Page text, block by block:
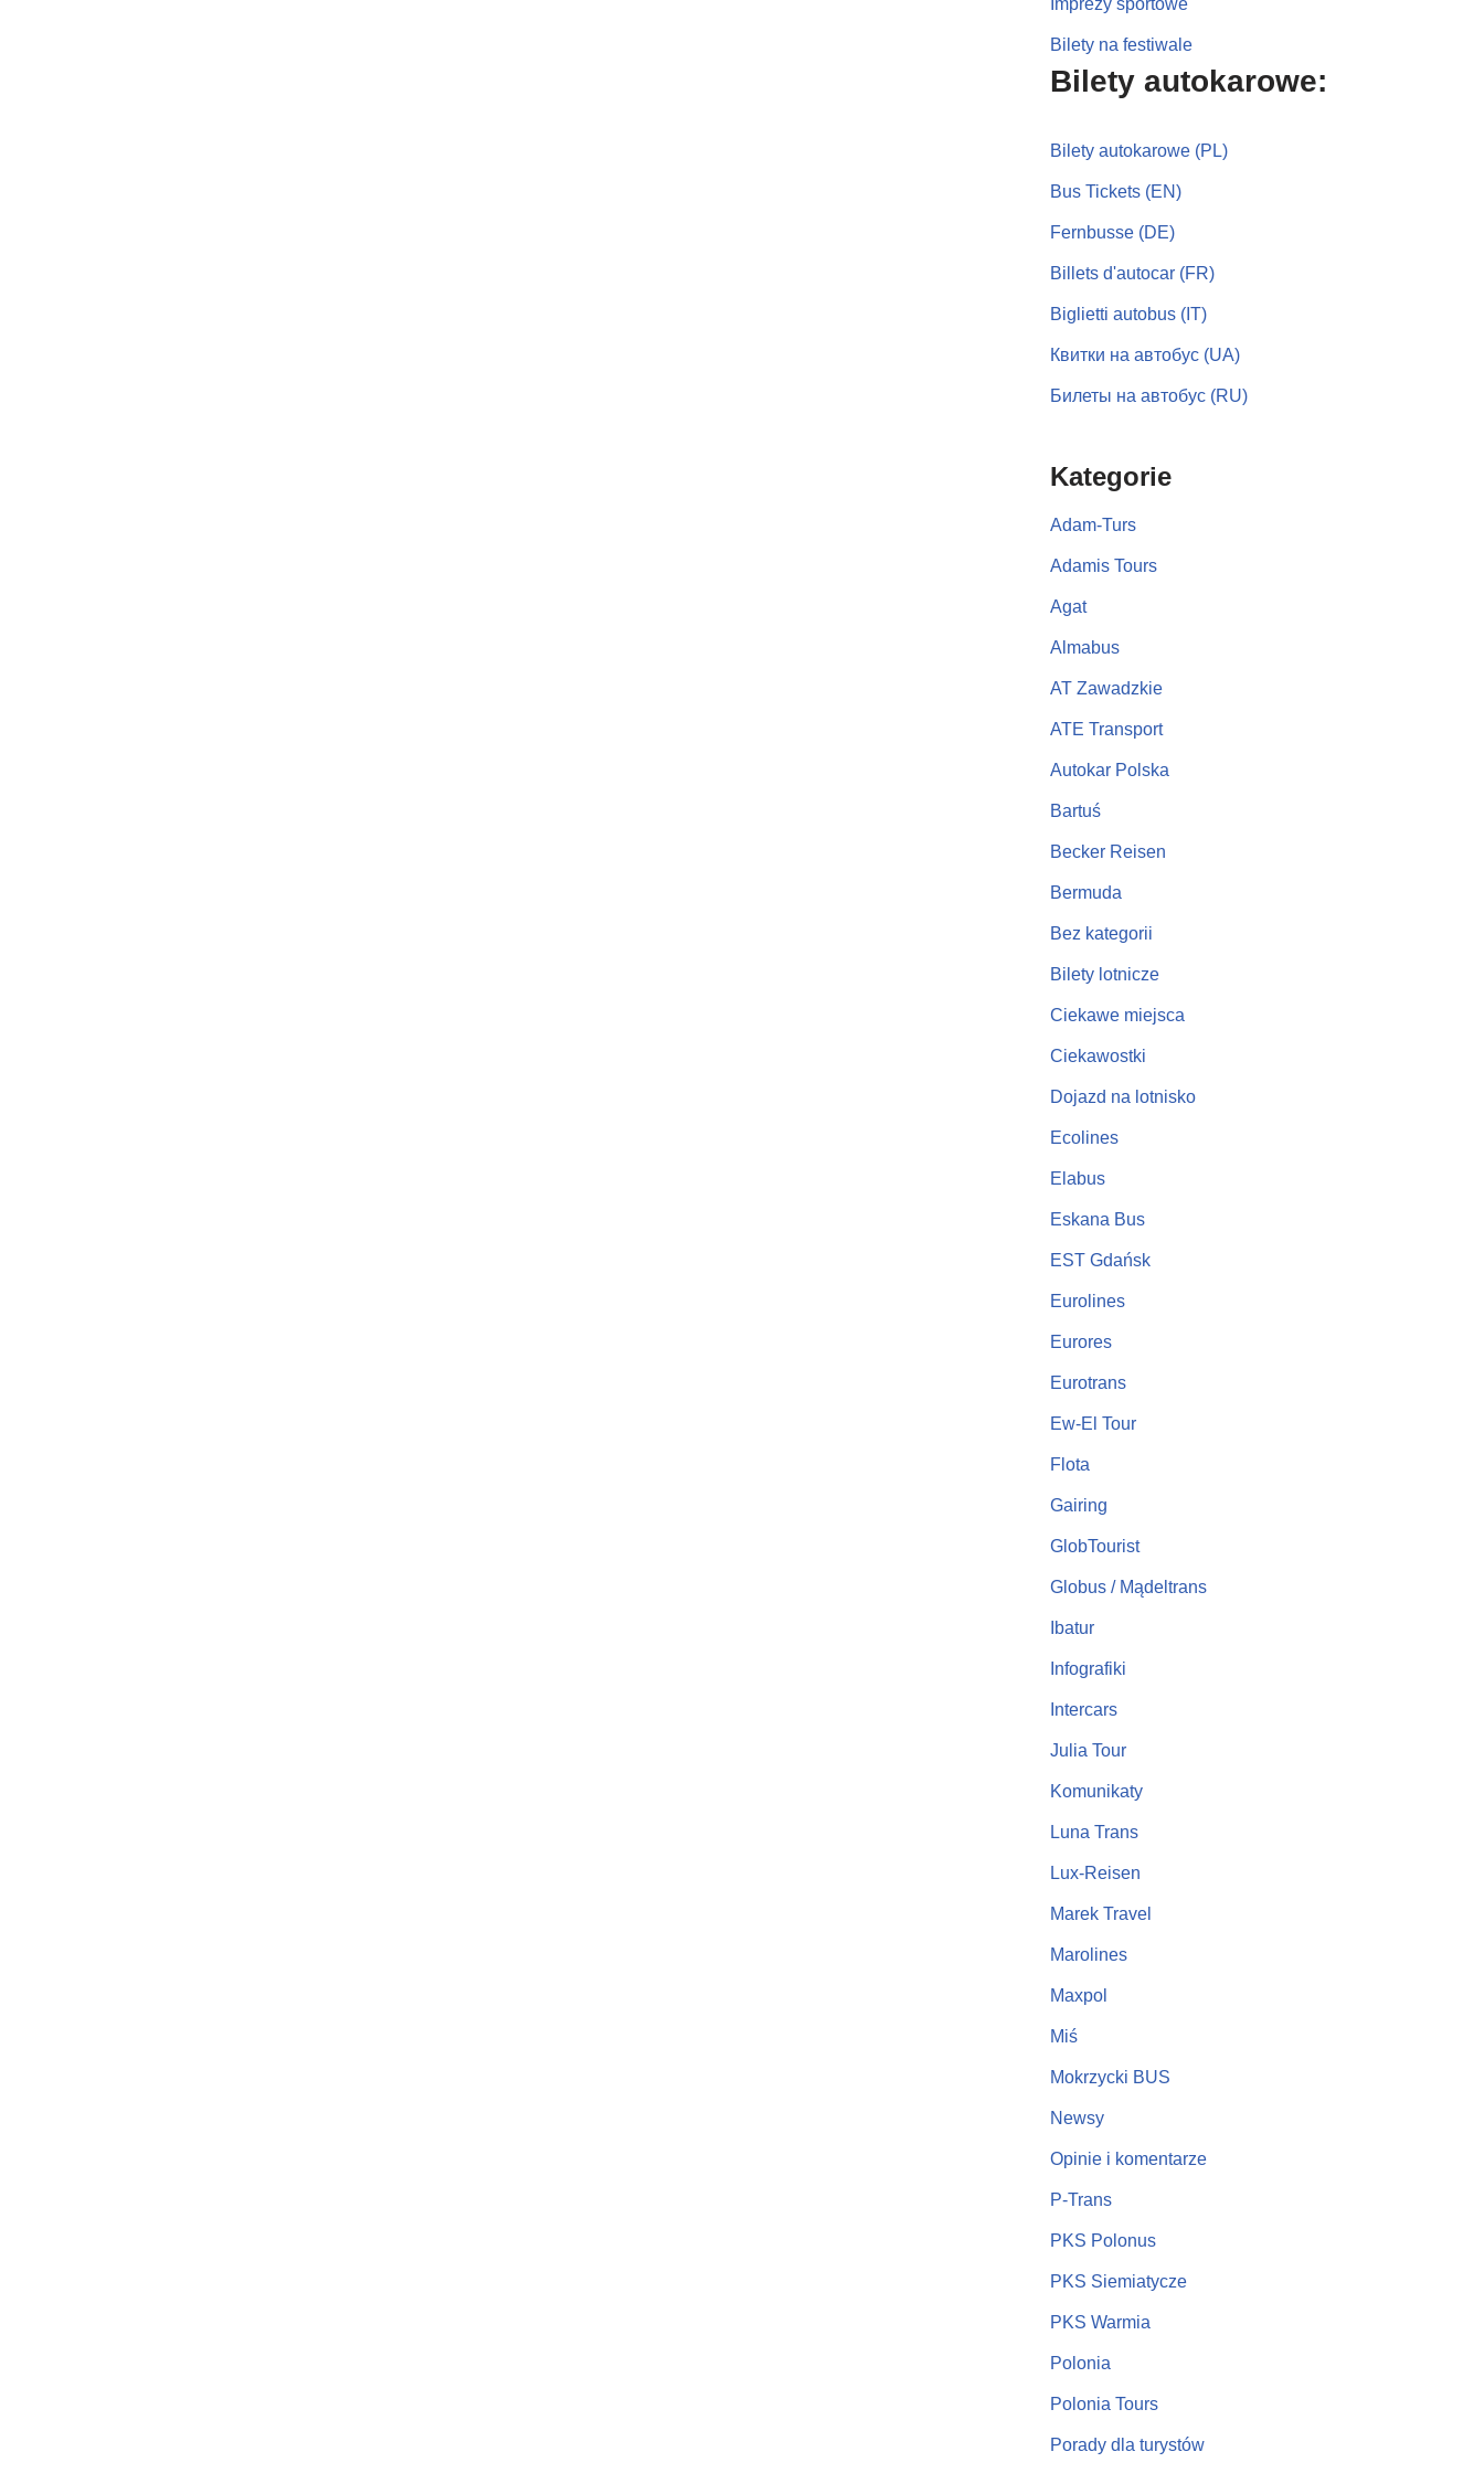
Imprezy sportowe
Bilety na festiwale
Bilety autokarowe:
Bilety autokarowe (PL)
Bus Tickets (EN)
Fernbusse (DE)
Billets d'autocar (FR)
Biglietti autobus (IT)
Квитки на автобус (UA)
Билеты на автобус (RU)
Kategorie
Adam-Turs
Adamis Tours
Agat
Almabus
AT Zawadzkie
ATE Transport
Autokar Polska
Bartuś
Becker Reisen
Bermuda
Bez kategorii
Bilety lotnicze
Ciekawe miejsca
Ciekawostki
Dojazd na lotnisko
Ecolines
Elabus
Eskana Bus
EST Gdańsk
Eurolines
Eurores
Eurotrans
Ew-El Tour
Flota
Gairing
GlobTourist
Globus / Mądeltrans
Ibatur
Infografiki
Intercars
Julia Tour
Komunikaty
Luna Trans
Lux-Reisen
Marek Travel
Marolines
Maxpol
Miś
Mokrzycki BUS
Newsy
Opinie i komentarze
P-Trans
PKS Polonus
PKS Siemiatycze
PKS Warmia
Polonia
Polonia Tours
Porady dla turystów